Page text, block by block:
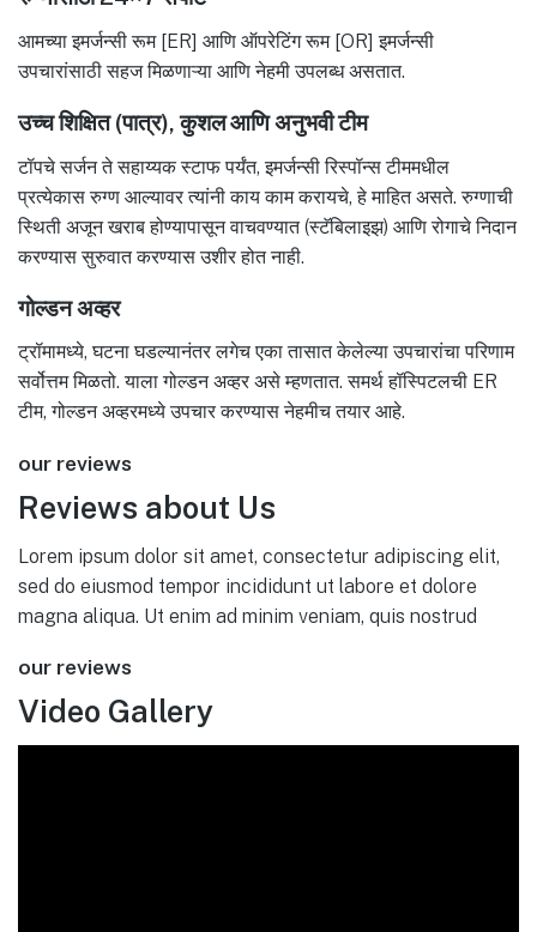
आमच्या इमर्जन्सी रूम [ER] आणि ऑपरेटिंग रूम [OR] इमर्जन्सी
उपचारांसाठी सहज मिळणाऱ्या आणि नेहमी उपलब्ध असतात.
उच्च शिक्षित (पात्र), कुशल आणि अनुभवी टीम
टॉपचे सर्जन ते सहाय्यक स्टाफ पर्यंत, इमर्जन्सी रिस्पॉन्स टीममधील
प्रत्येकास रुग्ण आल्यावर त्यांनी काय काम करायचे, हे माहित असते. रुग्णाची
स्थिती अजून खराब होण्यापासून वाचवण्यात (स्टॅबिलाइझ) आणि रोगाचे निदान
करण्यास सुरुवात करण्यास उशीर होत नाही.
गोल्डन अव्हर
ट्रॉमामध्ये, घटना घडल्यानंतर लगेच एका तासात केलेल्या उपचारांचा परिणाम
सर्वोत्तम मिळतो. याला गोल्डन अव्हर असे म्हणतात. समर्थ हॉस्पिटलची ER
टीम, गोल्डन अव्हरमध्ये उपचार करण्यास नेहमीच तयार आहे.
our reviews
Reviews about Us
Lorem ipsum dolor sit amet, consectetur adipiscing elit,
sed do eiusmod tempor incididunt ut labore et dolore
magna aliqua. Ut enim ad minim veniam, quis nostrud
our reviews
Video Gallery